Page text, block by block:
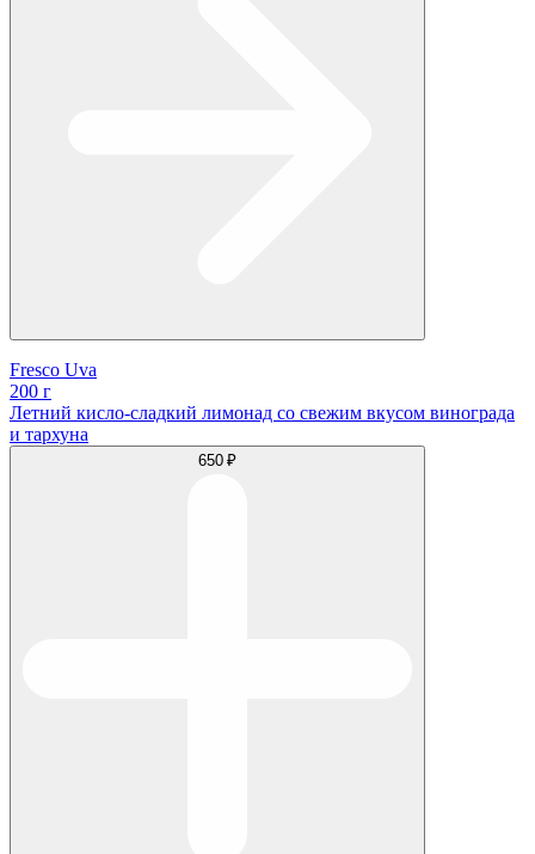
Fresco Uva
200 г
Летний кисло-сладкий лимонад со свежим вкусом винограда
и тархуна
650 ₽